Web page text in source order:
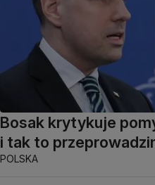
Bosak krytykuje
i tak to
POLSKA